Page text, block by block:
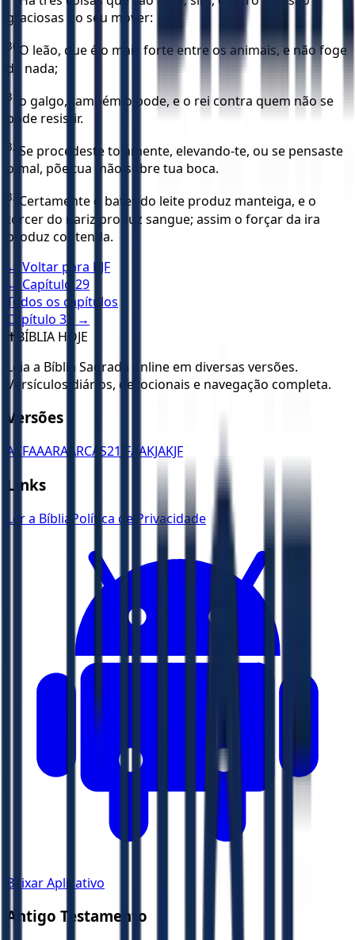
graciosas no seu mover:
30 O leão, que é o mais forte entre os animais, e não foge
de nada;
31
o galgo, também o bode, e o rei contra quem não se
pode resistir.
32 Se procedeste tolamente, elevando-te, ou se pensaste
o mal, põe tua mão sobre tua boca.
33 Certamente o bater do leite produz manteiga, e o
torcer do nariz produz sangue; assim o forçar da ira
produz contenda.
← Voltar para KJF
← Capítulo 29
Todos os capítulos
Capítulo 31
→
✝️ BÍBLIA HOJE
Leia a Bíblia Sagrada online em diversas versões.
Versículos diários, devocionais e navegação completa.
Versões
ACFAAARA ARCAS21 JFAAKJAKJF
Links
Ler a Bíblia Política de Privacidade
Baixar Aplicativo
Antigo Testamento